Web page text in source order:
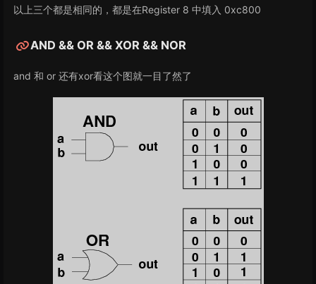
以上三个都是相同的，都是在Register 8 中填入 0xc800
AND && OR && XOR && NOR
and 和 or 还有xor看这个图就一目了然了